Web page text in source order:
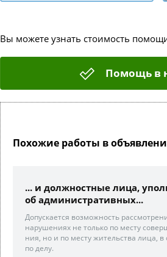
Вы можете узнать стоимость
Помощь в
Похожие работы в
... и должностные лица,
об административных...
Допускается возможность
нарушениях не только по месту
ния, но и по месту жительства лица,
по делу.